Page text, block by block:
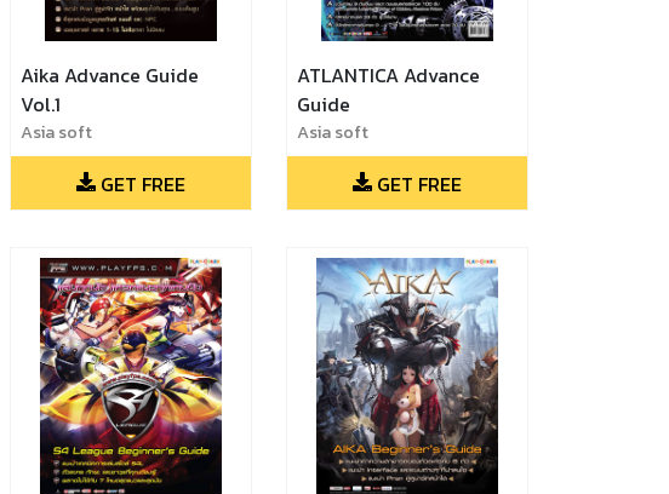
Aika Advance Guide
Vol.1
Asia soft
GET FREE
ATLANTICA Advance
Guide
Asia soft
GET FREE